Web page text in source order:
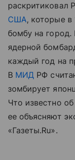
раскритиковал
США, которые в
бомбу на
ядерной
каждый год на
В МИД РФ
зомбирует
Что известно
ее объясняют
«Газеты.Ru».